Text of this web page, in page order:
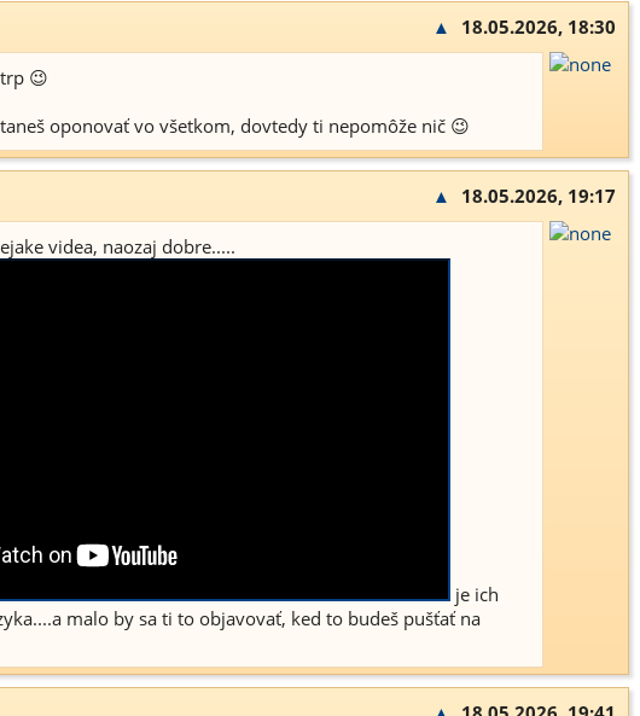
▲ 18.05.2026, 18:30
😉
oponovať vo všetkom, dovtedy ti nepomôže nič 😉
▲ 18.05.2026, 19:17
videa, naozaj dobre.....
je ich
malo by sa ti to objavovať, ked to budeš pušťať na